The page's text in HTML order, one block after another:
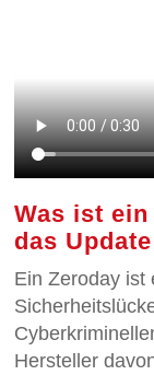
Was ist
das
Ein Zeroday ist
Hersteller